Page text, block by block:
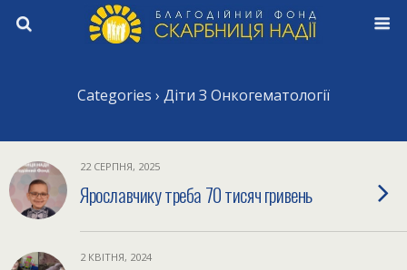
Categories › Діти З Онкогематології
22 СЕРПНЯ, 2025
Ярославчику треба 70 тисяч гривень
2 КВІТНЯ, 2024